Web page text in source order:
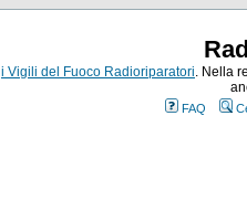
i Vigili del Fuoco Radioriparatori. Nella
FAQ